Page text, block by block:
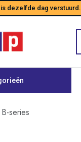
dezelfde dag verstuurd.
series